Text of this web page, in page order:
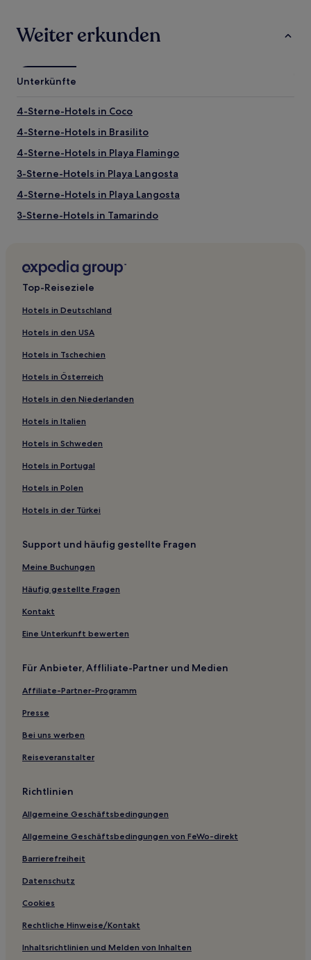
Weiter erkunden
Unterkünfte
4-Sterne-Hotels in Coco
4-Sterne-Hotels in Brasilito
4-Sterne-Hotels in Playa Flamingo
3-Sterne-Hotels in Playa Langosta
4-Sterne-Hotels in Playa Langosta
3-Sterne-Hotels in Tamarindo
Hostels in Tamarindo Strand
Villen in Tamarindo
Gasthäuser in Tamarindo
B&B in Tamarindo
Ferienwohnungen in Tamarindo
Ferienwohnungen in Playa Langosta
Familien in Potrero
Hotels mit Parkplatz nahe Playa Azul
Hotels mit Pool in Playa Grande
Hotels mit Pool in Junquillal
Hotels mit Fitnessbereich nahe Tamarindo Strand
Luxus nahe Tamarindo Strand
Familien nahe Tamarindo Strand
Günstige in Coco
Familien in Coco
Hotels mit inbegriffenem Frühstück in Tamarindo
Lgbtqia-Freundliche in Tamarindo
Familien nahe Playa Prieta
Strand nahe Playa Prieta
Günstige nahe Playa Prieta
Haustierfreundliche in Playa Flamingo
Luxus in Playa Flamingo
Familien in Playa Flamingo
Günstige in Playa Flamingo
Günstige nahe Playa Junquillal
Hotels mit Pool in Las Catalinas
Luxus in Brasilito
Familien in Brasilito
Top-Reiseziele
Hotels in Deutschland
Hotels in den USA
Hotels in Tschechien
Hotels in Österreich
Hotels in den Niederlanden
Hotels in Italien
Hotels in Schweden
Hotels in Portugal
Hotels in Polen
Hotels in der Türkei
Support und häufig gestellte Fragen
Meine Buchungen
Häufig gestellte Fragen
Kontakt
Eine Unterkunft bewerten
Für Anbieter, Affliliate-Partner und Medien
Affiliate-Partner-Programm
Presse
Bei uns werben
Reiseveranstalter
Richtlinien
Allgemeine Geschäftsbedingungen
Allgemeine Geschäftsbedingungen von FeWo-direkt
Barrierefreiheit
Datenschutz
Cookies
Rechtliche Hinweise/Kontakt
Inhaltsrichtlinien und Melden von Inhalten